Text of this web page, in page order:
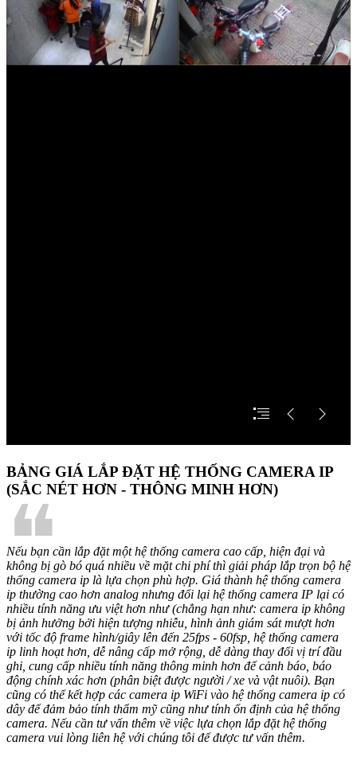
BẢNG GIÁ LẮP ĐẶT HỆ THỐNG CAMERA IP
(SẮC NÉT HƠN - THÔNG MINH HƠN)
❝
Nếu bạn cần lắp đặt một hệ thống camera cao cấp, hiện đại và
không bị gò bó quá nhiều về mặt chi phí thì giải pháp lắp trọn bộ hệ
thống camera ip là lựa chọn phù hợp. Giá thành hệ thống camera
ip thường cao hơn analog nhưng đổi lại hệ thống camera IP lại có
nhiều tính năng ưu việt hơn như (chẳng hạn như: camera ip không
bị ảnh hưởng bởi hiện tượng nhiễu, hình ảnh giám sát mượt hơn
với tốc độ frame hình/giây lên đến 25fps - 60fsp, hệ thống camera
ip linh hoạt hơn, dễ nâng cấp mở rộng, dễ dàng thay đổi vị trí đầu
ghi, cung cấp nhiều tính năng thông minh hơn để cảnh báo, báo
động chính xác hơn (phân biệt được người / xe và vật nuôi). Bạn
cũng có thể kết hợp các camera ip WiFi vào hệ thống camera ip có
dây để đảm bảo tính thẩm mỹ cũng như tính ổn định của hệ thống
camera. Nếu cần tư vấn thêm về việc lựa chọn lắp đặt hệ thống
camera vui lòng liên hệ với chúng tôi để được tư vấn thêm.